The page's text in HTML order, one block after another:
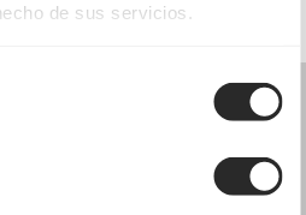
de sus servicios.